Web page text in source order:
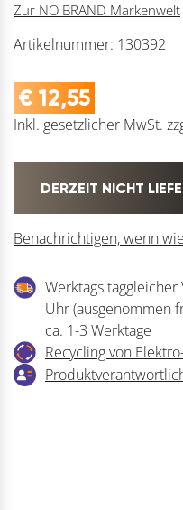
Zur NO BRAND Markenwelt
Artikelnummer: 130392
€ 12,55
Inkl. gesetzlicher MwSt.
DERZEIT NICHT
Benachrichtigen, wenn
Werktags
Uhr (ausgenommen
ca. 1-3 Werktage
Recycling von